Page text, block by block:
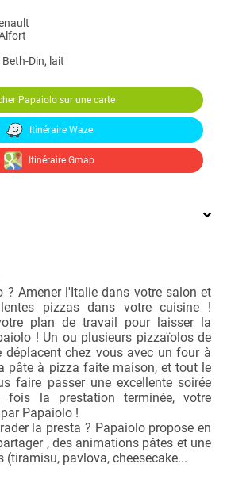
Din, lait
Papaiolo sur une carte
Itinéraire Waze
Itinéraire Gmap
? Amener l'Italie dans votre salon et
pizzas dans votre cuisine !
plan de travail pour laisser la
! Un ou plusieurs pizzaïolos de
déplacent chez vous avec un four à
pâte à pizza faite maison, et tout le
faire passer une excellente soirée
fois la prestation terminée, votre
Papaiolo !
la presta ? Papaiolo propose en
, des animations pâtes et une
(tiramisu, pavlova, cheesecake...